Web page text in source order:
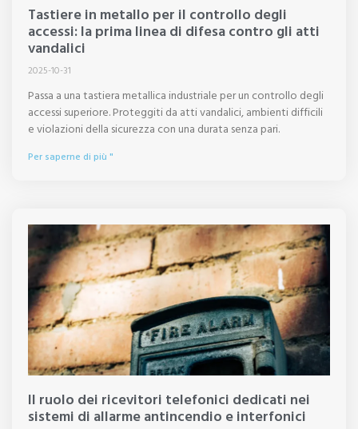
Tastiere in metallo per il controllo degli
accessi: la prima linea di difesa contro gli atti
vandalici
2025-10-31
Passa a una tastiera metallica industriale per un controllo degli
accessi superiore. Proteggiti da atti vandalici, ambienti difficili
e violazioni della sicurezza con una durata senza pari.
Per saperne di più "
Il ruolo dei ricevitori telefonici dedicati nei
sistemi di allarme antincendio e interfonici